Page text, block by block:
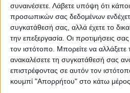
συναινέσετε. Λάβετε υπόψη ότι
προσωπικών σας δεδομένων
συγκατάθεσή σας, αλλά έχετε το
την επεξεργασία. Οι προτιμήσεις
τον ιστότοπο. Μπορείτε να αλλάξετε
ανακαλέσετε τη συγκατάθεσή σας
επιστρέφοντας σε αυτόν τον
κουμπί "Απορρήτου" στο κάτω μέρος
μακριά και θα έπρεπε οι
γνωρίζουν το σχέδιο
υπάρχει- έστω και με τα
δεδομένα.
Πηγή : news247